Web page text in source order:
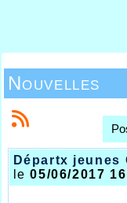
Nouvelles
Départx jeunes
le05/06/2017